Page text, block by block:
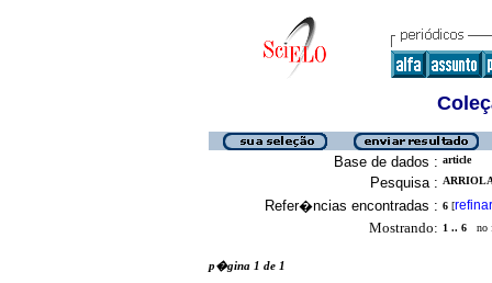
Base de dados : article
Pesquisa :
Refer�ncias encontradas : 6 [refinar
Mostrando: 1 .. 6 no
p�gina 1 de 1